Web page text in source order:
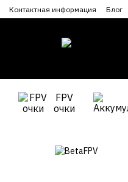
Контактная информация Блог
FPV
очки